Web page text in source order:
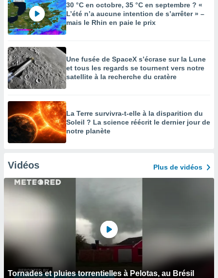
30 °C en octobre, 35 °C en septembre ? «
L’été n’a aucune intention de s’arrêter » –
mais le Rhin en paie le prix
Une fusée de SpaceX s’écrase sur la Lune
et tous les regards se tournent vers notre
satellite à la recherche du cratère
La Terre survivra-t-elle à la disparition du
Soleil ? La science réécrit le dernier jour de
notre planète
Vidéos Plus de vidéos
Tornades et pluies torrentielles à Pelotas, au Brésil